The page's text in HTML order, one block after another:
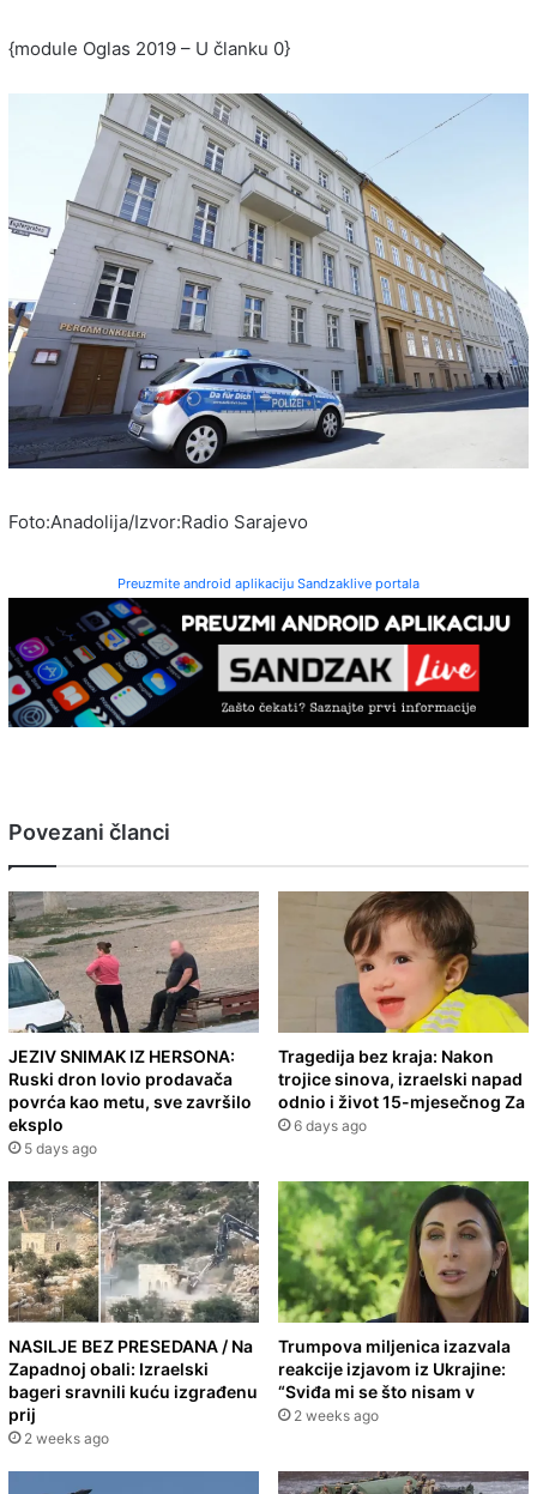
{module Oglas 2019 – U članku 0}
Foto:Anadolija/Izvor:Radio Sarajevo
Preuzmite android aplikaciju Sandzaklive portala
Povezani članci
JEZIV SNIMAK IZ HERSONA:
Ruski dron lovio prodavača
povrća kao metu, sve završilo
eksplo
5 days ago
Tragedija bez kraja: Nakon
trojice sinova, izraelski napad
odnio i život 15-mjesečnog Za
6 days ago
NASILJE BEZ PRESEDANA / Na
Zapadnoj obali: Izraelski
bageri sravnili kuću izgrađenu
prij
2 weeks ago
Trumpova miljenica izazvala
reakcije izjavom iz Ukrajine:
“Sviđa mi se što nisam v
2 weeks ago